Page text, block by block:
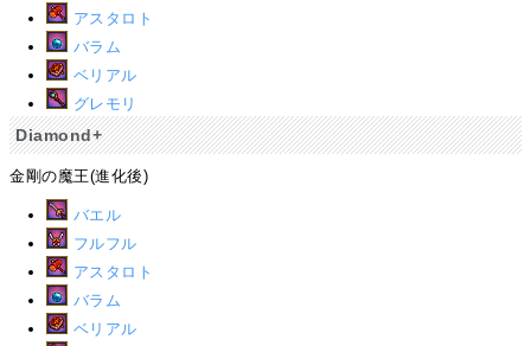
アスタロト
バラム
ベリアル
グレモリ
Diamond+
金剛の魔王(進化後)
バエル
フルフル
アスタロト
バラム
ベリアル